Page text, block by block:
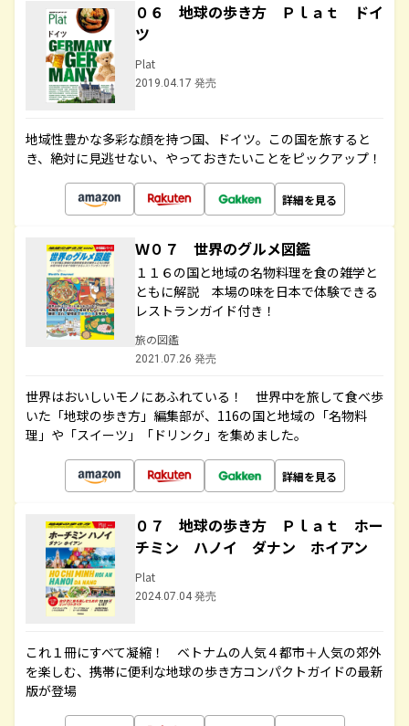
０６ 地球の歩き方 Ｐｌａｔ ドイ
ツ
Plat
2019.04.17 発売
地域性豊かな多彩な顔を持つ国、ドイツ。この国を旅すると
き、絶対に見逃せない、やっておきたいことをピックアップ！
詳細を見る
Ｗ０７ 世界のグルメ図鑑
１１６の国と地域の名物料理を食の雑学と
ともに解説 本場の味を日本で体験できる
レストランガイド付き！
旅の図鑑
2021.07.26 発売
世界はおいしいモノにあふれている！ 世界中を旅して食べ歩
いた「地球の歩き方」編集部が、116の国と地域の「名物料
理」や「スイーツ」「ドリンク」を集めました。
詳細を見る
０７ 地球の歩き方 Ｐｌａｔ ホー
チミン ハノイ ダナン ホイアン
Plat
2024.07.04 発売
これ１冊にすべて凝縮！ ベトナムの人気４都市＋人気の郊外
を楽しむ、携帯に便利な地球の歩き方コンパクトガイドの最新
版が登場